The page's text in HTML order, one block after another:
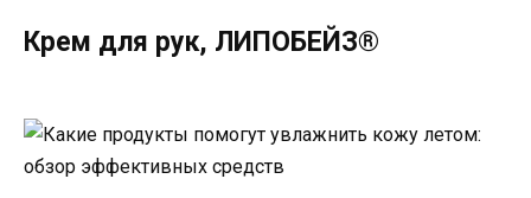
Крем для рук, ЛИПОБЕЙЗ®